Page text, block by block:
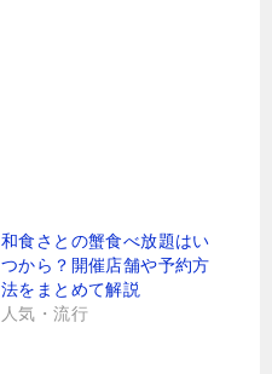
和食さとの蟹食べ放題はい
つから？開催店舗や予約方
法をまとめて解説
人気・流行